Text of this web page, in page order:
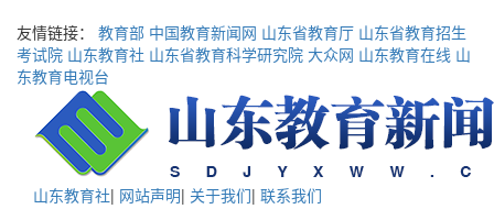
友情链接： 教育部 中国教育新闻网 山东省教育厅 山东省教育招生
考试院 山东教育社 山东省教育科学研究院 大众网 山东教育在线 山
东教育电视台
山东教育社| 网站声明| 关于我们| 联系我们